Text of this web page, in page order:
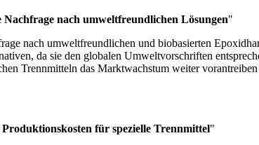
Nachfrage nach umweltfreundlichen Lösungen"
nach umweltfreundlichen und biobasierten
da sie den globalen Umweltvorschriften
Trennmitteln das Marktwachstum weiter
Produktionskosten für spezielle Trennmittel"